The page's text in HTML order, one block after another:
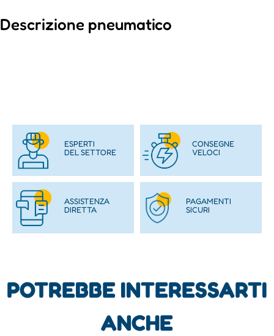
Descrizione pneumatico
ESPERTI
DEL SETTORE
CONSEGNE
VELOCI
ASSISTENZA
DIRETTA
PAGAMENTI
SICURI
POTREBBE INTERESSARTI
ANCHE